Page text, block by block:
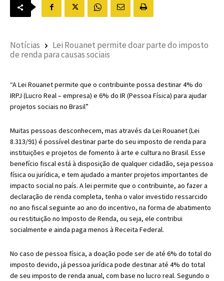
Notícias
Lei Rouanet permite doar parte do imposto
de renda para causas sociais
“A Lei Rouanet permite que o contribuinte possa destinar 4% do
IRPJ (Lucro Real – empresa) e 6% do IR (Pessoa Física) para ajudar
projetos sociais no Brasil”
Muitas pessoas desconhecem, mas através da Lei Rouanet (Lei
8.313/91) é possível destinar parte do seu imposto de renda para
instituições e projetos de fomento à arte e cultura no Brasil. Esse
benefício fiscal está à disposição de qualquer cidadão, seja pessoa
física ou jurídica, e tem ajudado a manter projetos importantes de
impacto social no país. A lei permite que o contribuinte, ao fazer a
declaração de renda completa, tenha o valor investido ressarcido
no ano fiscal seguinte ao ano do incentivo, na forma de abatimento
ou restituição no Imposto de Renda, ou seja, ele contribui
socialmente e ainda paga menos à Receita Federal.
No caso de pessoa física, a doação pode ser de até 6% do total do
imposto devido, já pessoa jurídica pode destinar até 4% do total
de seu imposto de renda anual, com base no lucro real. Segundo o